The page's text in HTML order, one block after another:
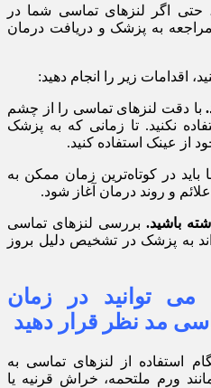
حتی اگر لنزهای تماسی شما در
به پزشک و دریافت درمان
اقدامات زیر را انجام دهید:
با دقت لنزهای تماسی را از چشم
نکنید. تا زمانی که به پزشک
از عینک استفاده کنید.
باید در کوتاه‌ترین زمان ممکن به
و روند درمان آغاز شود.
باشید.بررسی لنزهای تماسی
به پزشک در تشخیص دلیل بروز
می توانید در زمان
مد نظر قرار دهید
استفاده از لنزهای تماسی به
ورم ملتحمه، خراش قرنیه یا